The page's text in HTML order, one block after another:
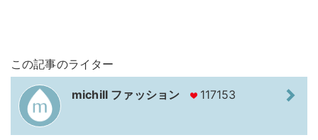
この記事のライター
michill ファッション 117153